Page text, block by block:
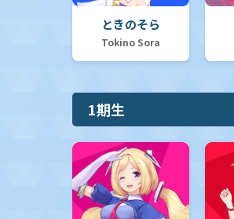
ときのそら
Tokino Sora
1期生